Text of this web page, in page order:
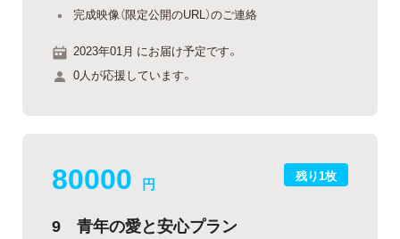
完成映像（限定公開のURL）のご連絡
2023年01月 にお届け予定です。
0人が応援しています。
残り1枚
80000 円
9 青年の愛と安心プラン